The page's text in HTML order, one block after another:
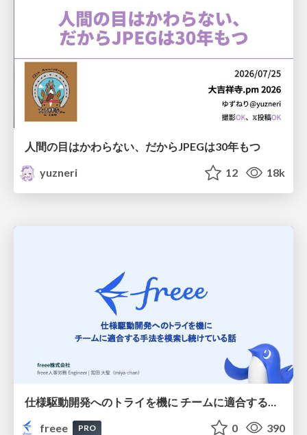
人間の目はかわらない、だからJPEGは30年もつ
yuzneri
12 18k
freee
PRO 0 390